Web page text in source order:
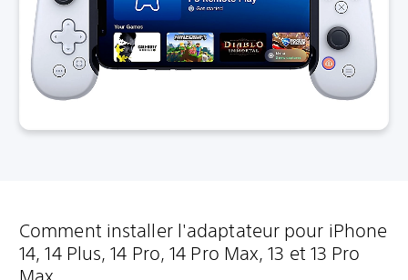
Comment installer l'adaptateur pour iPhone
14, 14 Plus, 14 Pro, 14 Pro Max, 13 et 13 Pro